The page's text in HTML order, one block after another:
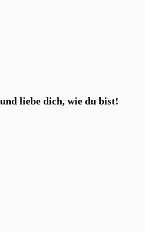
liebe dich, wie du bist!